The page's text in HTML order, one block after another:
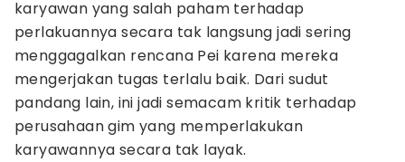
karyawan yang salah paham terhadap
perlakuannya secara tak langsung jadi sering
menggagalkan rencana Pei karena mereka
mengerjakan tugas terlalu baik. Dari sudut
pandang lain, ini jadi semacam kritik terhadap
perusahaan gim yang memperlakukan
karyawannya secara tak layak.